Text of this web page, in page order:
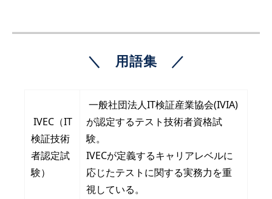
＼　用語集　／
IVEC（IT
検証技術
者認定試
験）
一般社団法人IT検証産業協会(IVIA)
が認定するテスト技術者資格試
験。
IVECが定義するキャリアレベルに
応じたテストに関する実務力を重
視している。